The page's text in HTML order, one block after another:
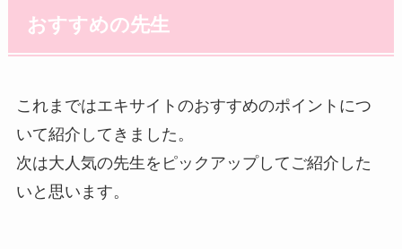
おすすめの先生
これまではエキサイトのおすすめのポイントにつ
いて紹介してきました。
次は大人気の先生をピックアップしてご紹介した
いと思います。